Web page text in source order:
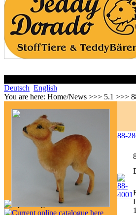
Deutsch English
You are here: Home/News >>> 5.1 >>>
88-